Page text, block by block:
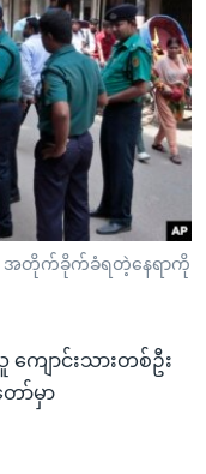
အတိုက်ခိုက်ခံရတဲ့နေရာကို
ျောင်းသားတစ်ဦး
ာ်မှာ